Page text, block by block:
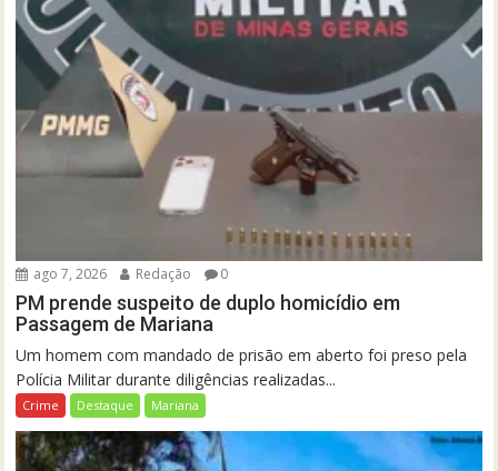
ago 7, 2026 Redação 0
PM prende suspeito de duplo homicídio em
Passagem de Mariana
Um homem com mandado de prisão em aberto foi preso pela
Polícia Militar durante diligências realizadas...
Crime Destaque Mariana